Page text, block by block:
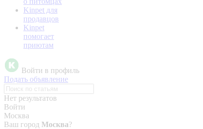
Kinpet для
продавцов
Kinpet
помогает
приютам
Войти в профиль
Подать объявление
Нет результатов
Войти
Москва
Ваш город Москва?